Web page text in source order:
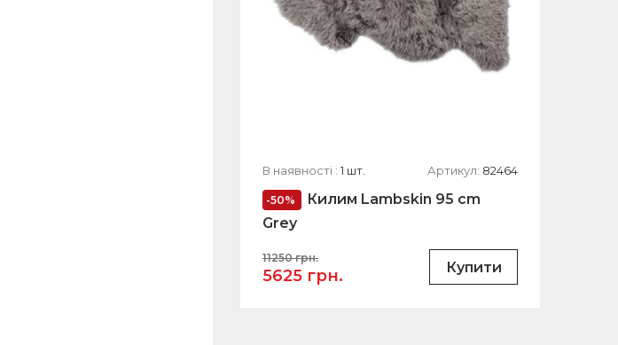
В наявності : 1 шт. Артикул: 82464
-50%
Килим Lambskin 95 cm
Grey
11250 грн.
5625 грн. Купити